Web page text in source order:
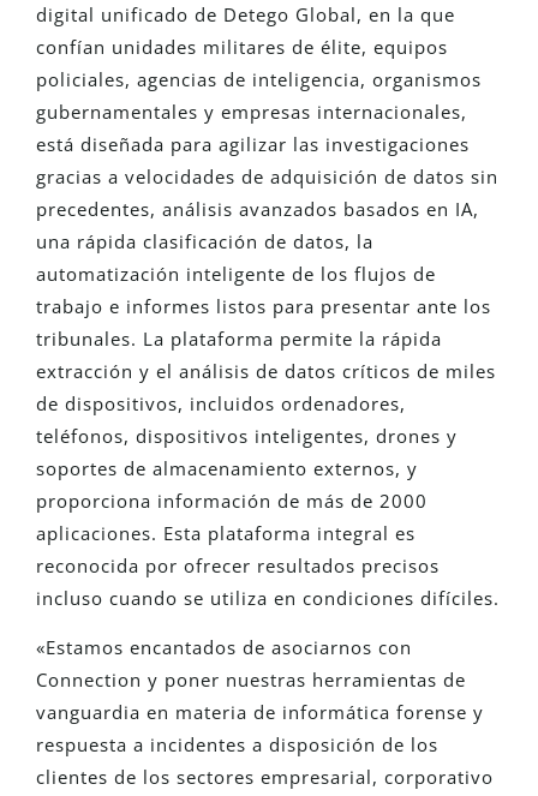
digital unificado de Detego Global, en la que
confían unidades militares de élite, equipos
policiales, agencias de inteligencia, organismos
gubernamentales y empresas internacionales,
está diseñada para agilizar las investigaciones
gracias a velocidades de adquisición de datos sin
precedentes, análisis avanzados basados en IA,
una rápida clasificación de datos, la
automatización inteligente de los flujos de
trabajo e informes listos para presentar ante los
tribunales. La plataforma permite la rápida
extracción y el análisis de datos críticos de miles
de dispositivos, incluidos ordenadores,
teléfonos, dispositivos inteligentes, drones y
soportes de almacenamiento externos, y
proporciona información de más de 2000
aplicaciones. Esta plataforma integral es
reconocida por ofrecer resultados precisos
incluso cuando se utiliza en condiciones difíciles.
«Estamos encantados de asociarnos con
Connection y poner nuestras herramientas de
vanguardia en materia de informática forense y
respuesta a incidentes a disposición de los
clientes de los sectores empresarial, corporativo